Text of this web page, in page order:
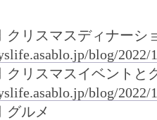
クリスマスディナーシ
blog/2022/
クリスマスイベントと
blog/2022/
グルメ